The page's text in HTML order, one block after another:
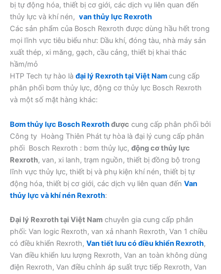
bị tự động hóa, thiết bị cơ giới, các dịch vụ liên quan đến
thủy lực và khí nén, van thủy lực Rexroth
Các sản phẩm của Bosch Rexroth được dùng hầu hết trong
mọi lĩnh vực tiêu biểu như: Dầu khí, đóng tàu, nhà máy sản
xuất thép, xi măng, gạch, cầu cảng, thiết bị khai thác
hầm/mỏ
HTP Tech tự hào là đại lý Rexroth tại Việt Namcung cấp
phân phối bơm thủy lực, động cơ thủy lực Bosch Rexroth
và một số mặt hàng khác:
Bơm thủy lực Bosch Rexrothđược cung cấp phân phối bởi
Công ty Hoàng Thiên Phát tự hòa là đại lý cung cấp phân
phối Bosch Rexroth : bơm thủy lục, động cơ thủy lực
Rexroth, van, xi lanh, trạm nguồn, thiết bị đồng bộ trong
lĩnh vực thủy lực, thiết bị và phụ kiện khí nén, thiết bị tự
động hóa, thiết bị cơ giới, các dịch vụ liên quan đến Van
thủy lực và khí nén Rexroth:
Đại lý Rexroth tại Việt Nam chuyên gia cung cấp phân
phối: Van logic Rexroth, van xả nhanh Rexroth, Van 1 chiều
có điều khiển Rexroth, Van tiết lưu có điều khiển Rexroth,
Van điều khiển lưu lượng Rexroth, Van an toàn không dùng
điện Rexroth, Van điều chỉnh áp suất trực tiếp Rexroth, Van